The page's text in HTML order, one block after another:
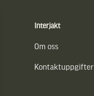
Interjakt
Om oss
Kontaktuppgifter